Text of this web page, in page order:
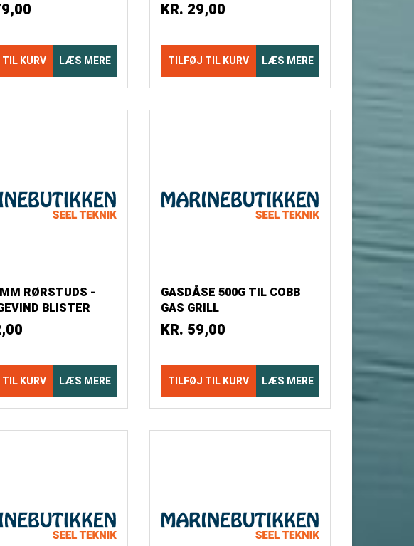
KURV LÆS MERE
BLISTER
KR. 29,00
TILFØJ TIL KURV LÆS MERE
RØRSTUDS -
BLISTER
KURV LÆS MERE
GASDÅSE 500G TIL COBB
GAS GRILL
KR. 59,00
TILFØJ TIL KURV LÆS MERE